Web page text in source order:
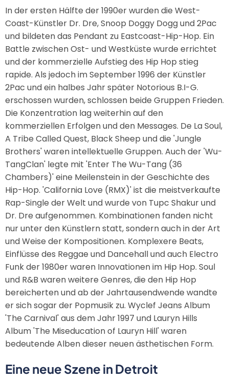
In der ersten Hälfte der 1990er wurden die West-
Coast-Künstler Dr. Dre, Snoop Doggy Dogg und 2Pac
und bildeten das Pendant zu Eastcoast-Hip-Hop. Ein
Battle zwischen Ost- und Westküste wurde errichtet
und der kommerzielle Aufstieg des Hip Hop stieg
rapide. Als jedoch im September 1996 der Künstler
2Pac und ein halbes Jahr später Notorious B.I-G.
erschossen wurden, schlossen beide Gruppen Frieden.
Die Konzentration lag weiterhin auf den
kommerziellen Erfolgen und den Messages. De La Soul,
A Tribe Called Quest, Black Sheep und die 'Jungle
Brothers' waren intellektuelle Gruppen. Auch der 'Wu-
TangClan' legte mit 'Enter The Wu-Tang (36
Chambers)' eine Meilenstein in der Geschichte des
Hip-Hop. 'California Love (RMX)' ist die meistverkaufte
Rap-Single der Welt und wurde von Tupc Shakur und
Dr. Dre aufgenommen. Kombinationen fanden nicht
nur unter den Künstlern statt, sondern auch in der Art
und Weise der Kompositionen. Komplexere Beats,
Einflüsse des Reggae und Dancehall und auch Electro
Funk der 1980er waren Innovationen im Hip Hop. Soul
und R&B waren weitere Genres, die den Hip Hop
bereicherten und ab der Jahrtausendwende wandte
er sich sogar der Popmusik zu. Wyclef Jeans Album
'The Carnival' aus dem Jahr 1997 und Lauryn Hills
Album 'The Miseducation of Lauryn Hill' waren
bedeutende Alben dieser neuen ästhetischen Form.
Eine neue Szene in Detroit